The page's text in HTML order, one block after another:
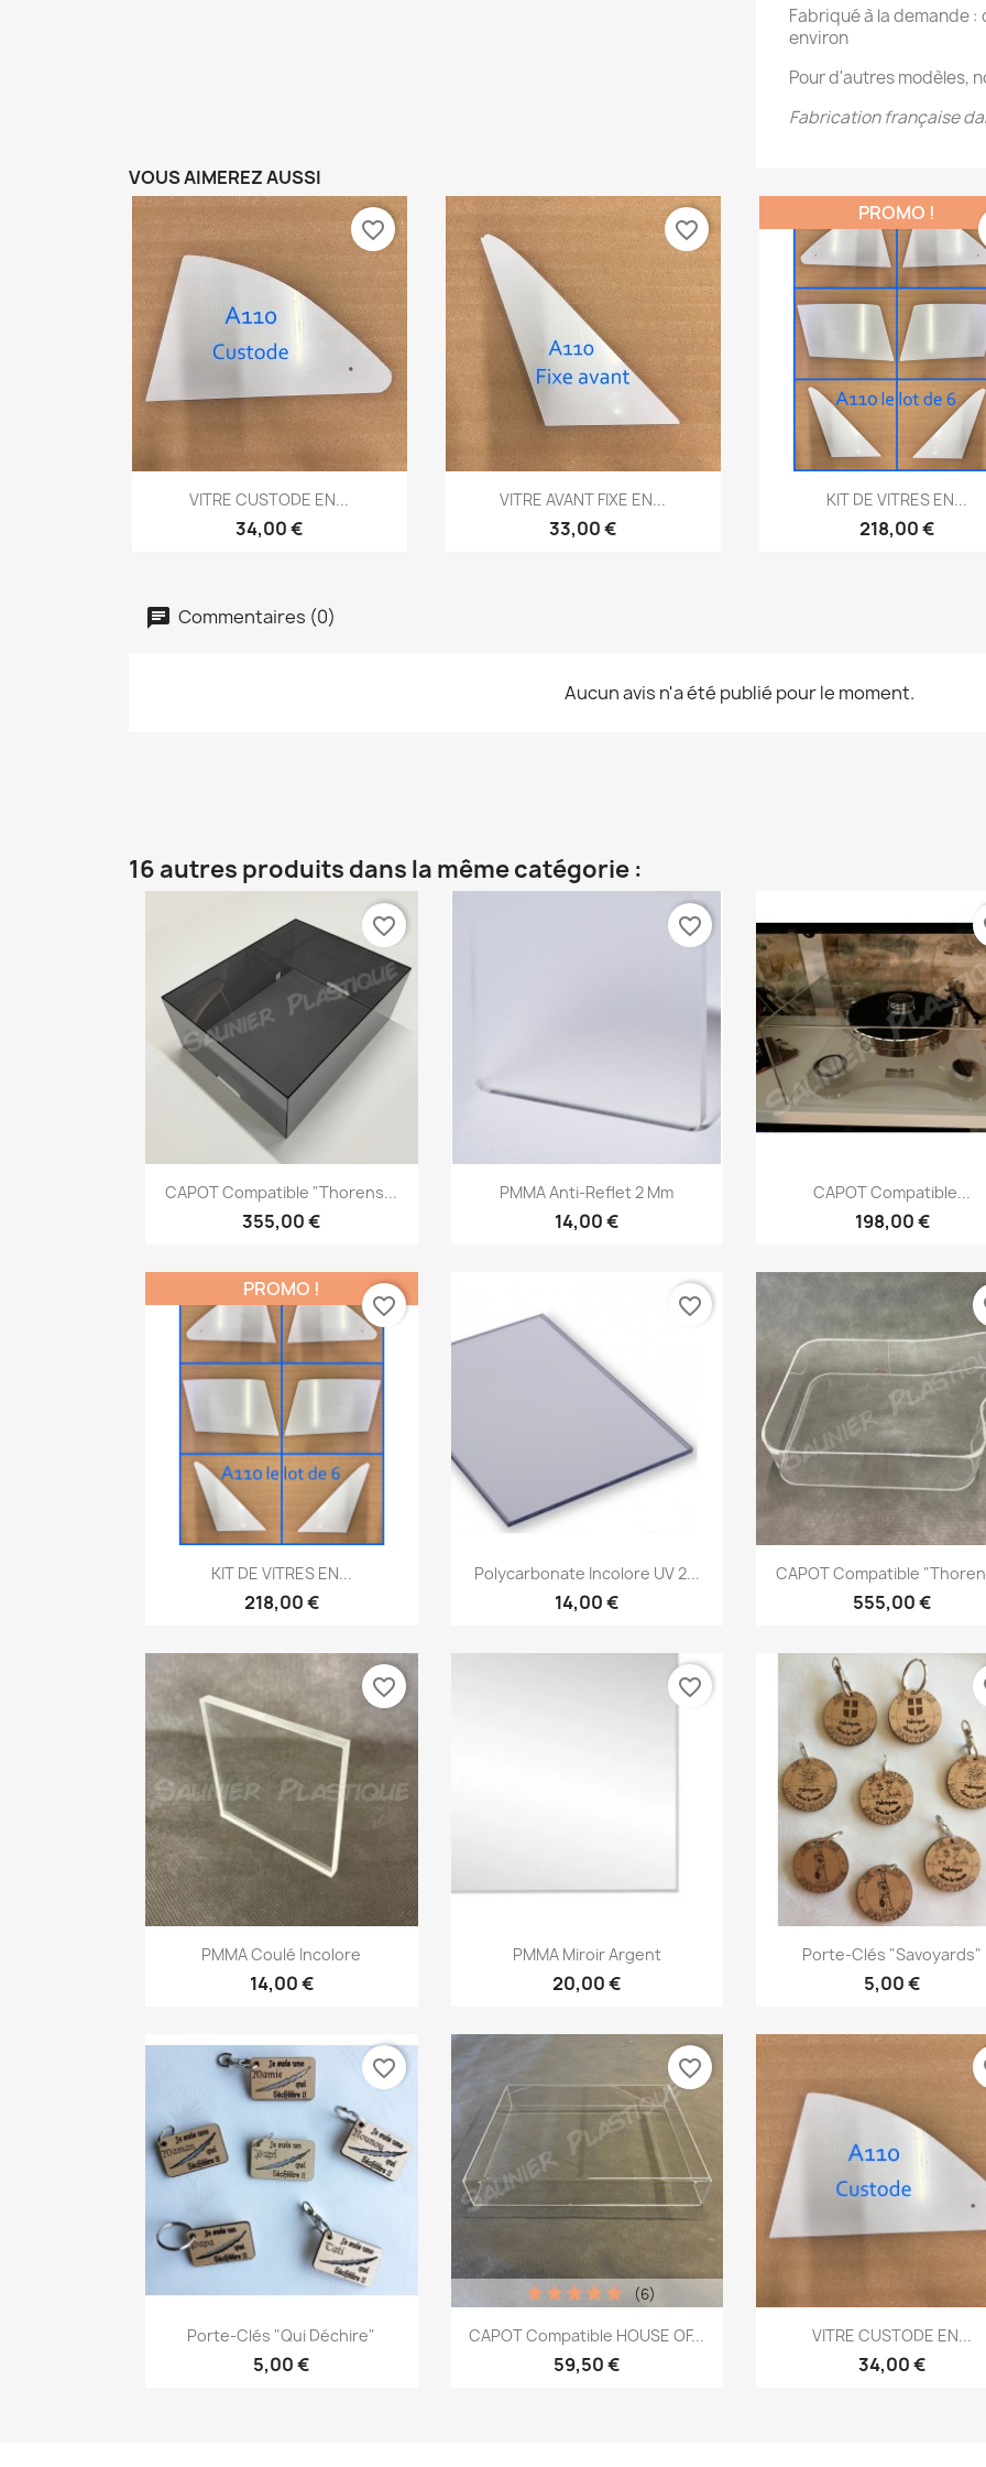
Fabriqué à la demande
environ
Pour d'autres modèles,
Fabrication française
VOUS AIMEREZ AUSSI
Aperçu rapide
VITRE CUSTODE EN...
34,00 €
favorite_border
Aperçu rapide
VITRE AVANT FIXE EN...
33,00 €
favorite_border
Aperçu rapide
KIT DE VITRES EN...
218,00 €
PROMO !
Commentaires (0)
Aucun avis n'a été publié pour le moment.
16 autres produits dans la même catégorie :
Aperçu rapide
CAPOT Compatible "Thorens...
355,00 €
favorite_border
Aperçu rapide
PMMA Anti-Reflet 2 Mm
14,00 €
favorite_border
Aperçu rapide
CAPOT Compatible...
198,00 €
Aperçu rapide
KIT DE VITRES EN...
218,00 €
PROMO !
favorite_border
Aperçu rapide
Polycarbonate Incolore UV 2...
14,00 €
favorite_border
Aperçu rapide
CAPOT Compatible
555,00 €
Aperçu rapide
PMMA Coulé Incolore
14,00 €
favorite_border
Aperçu rapide
PMMA Miroir Argent
20,00 €
favorite_border
Aperçu rapide
Porte-Clés "savoyards"
5,00 €
Aperçu rapide
Porte-Clés "qui Déchire"
5,00 €
favorite_border
Aperçu rapide
CAPOT Compatible HOUSE OF...
59,50 €
(6)
favorite_border
Aperçu rapide
VITRE CUSTODE EN...
34,00 €